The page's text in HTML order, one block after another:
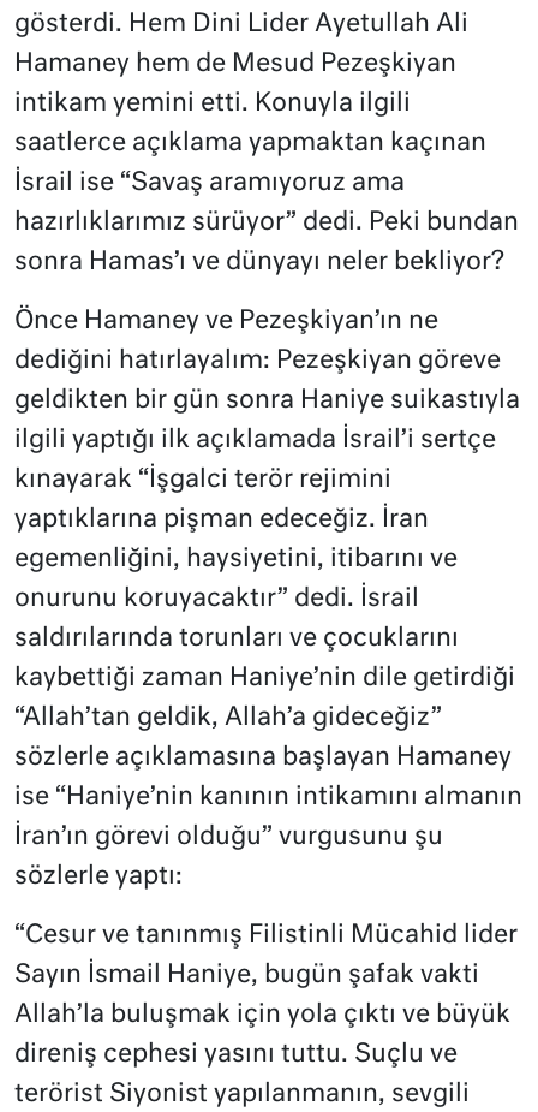
gösterdi. Hem Dini Lider Ayetullah Ali
Hamaney hem de Mesud Pezeşkiyan
intikam yemini etti. Konuyla ilgili
saatlerce açıklama yapmaktan kaçınan
İsrail ise “Savaş aramıyoruz ama
hazırlıklarımız sürüyor” dedi. Peki bundan
sonra Hamas’ı ve dünyayı neler bekliyor?
Önce Hamaney ve Pezeşkiyan’ın ne
dediğini hatırlayalım: Pezeşkiyan göreve
geldikten bir gün sonra Haniye suikastıyla
ilgili yaptığı ilk açıklamada İsrail’i sertçe
kınayarak “İşgalci terör rejimini
yaptıklarına pişman edeceğiz. İran
egemenliğini, haysiyetini, itibarını ve
onurunu koruyacaktır” dedi. İsrail
saldırılarında torunları ve çocuklarını
kaybettiği zaman Haniye’nin dile getirdiği
“Allah’tan geldik, Allah’a gideceğiz”
sözlerle açıklamasına başlayan Hamaney
ise “Haniye’nin kanının intikamını almanın
İran’ın görevi olduğu” vurgusunu şu
sözlerle yaptı:
“Cesur ve tanınmış Filistinli Mücahid lider
Sayın İsmail Haniye, bugün şafak vakti
Allah’la buluşmak için yola çıktı ve büyük
direniş cephesi yasını tuttu. Suçlu ve
terörist Siyonist yapılanmanın, sevgili